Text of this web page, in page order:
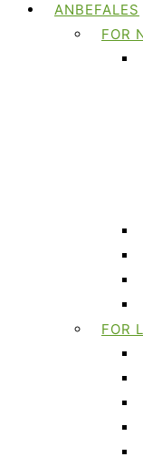
ANBEFALES
FOR
FOR